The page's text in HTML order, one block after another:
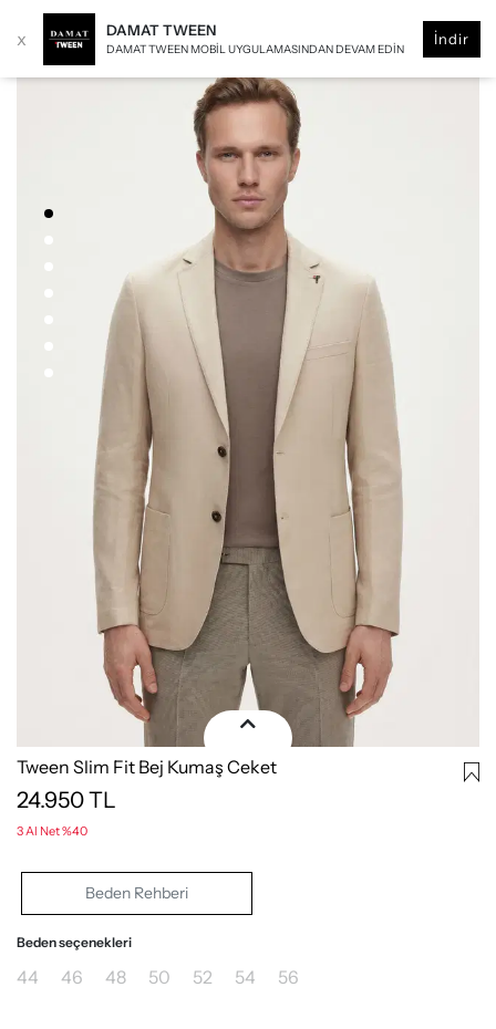
x DAMAT TWEEN
DAMAT TWEEN MOBIL UYGULAMASINDAN DEVAM EDIN
İndir
Tween Slim Fit Bej Kumaş Ceket
24.950TL
3 Al Net %40
Beden Rehberi
Beden seçenekleri
44 46 48 50 52 54 56